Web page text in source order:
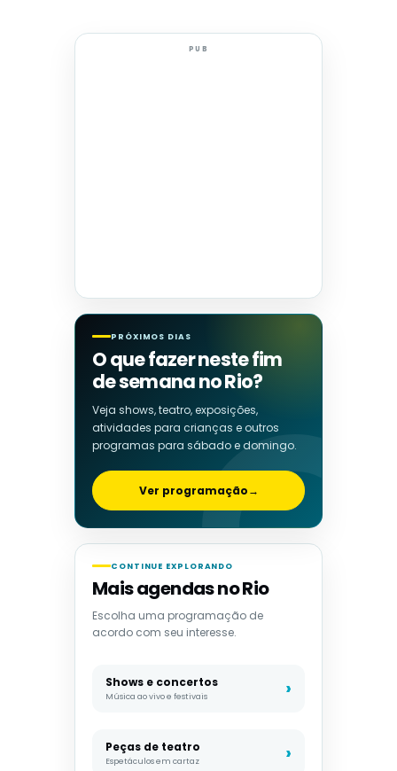
PUB
PRÓXIMOS DIAS
O que fazer neste fim
de semana no Rio?
Veja shows, teatro, exposições,
atividades para crianças e outros
programas para sábado e domingo.
Ver programação→
CONTINUE EXPLORANDO
Mais agendas no Rio
Escolha uma programação de
acordo com seu interesse.
Shows e concertos
Música ao vivo e festivais
Peças de teatro
Espetáculos em cartaz